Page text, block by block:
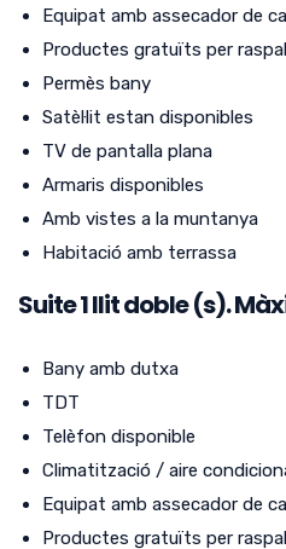
Equipat amb assecador de
Productes gratuïts per
Permès bany
Satèl·lit estan disponibles
TV de pantalla plana
Armaris disponibles
Amb vistes a la muntanya
Habitació amb terrassa
Suite1llit doble (s).
Bany amb dutxa
TDT
Telèfon disponible
Climatització / aire
Equipat amb assecador de
Productes gratuïts per